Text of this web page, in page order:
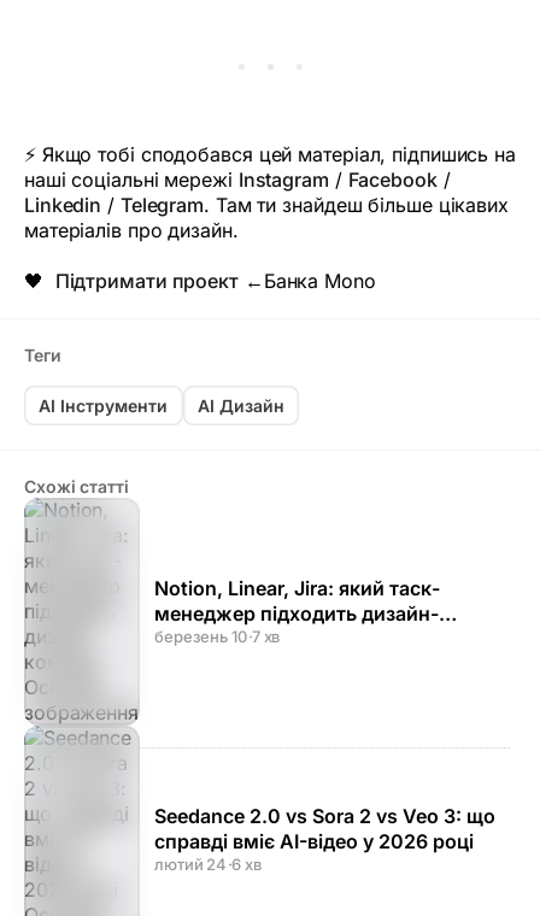
⚡ Якщо тобі сподобався цей матеріал, підпишись на
наші соціальні мережі Instagram / Facebook/
Linkedin / Telegram. Там ти знайдеш більше цікавих
матеріалів про дизайн.
🖤 Підтримати проект←Банка Mono
Теги
AI Інструменти AI Дизайн
Схожі статті
Notion, Linear, Jira: який таск-
менеджер підходить дизайн-
команді
березень 10·7 хв
Seedance 2.0 vs Sora 2 vs Veo 3: що
справді вміє AI-відео у 2026 році
лютий 24·6 хв